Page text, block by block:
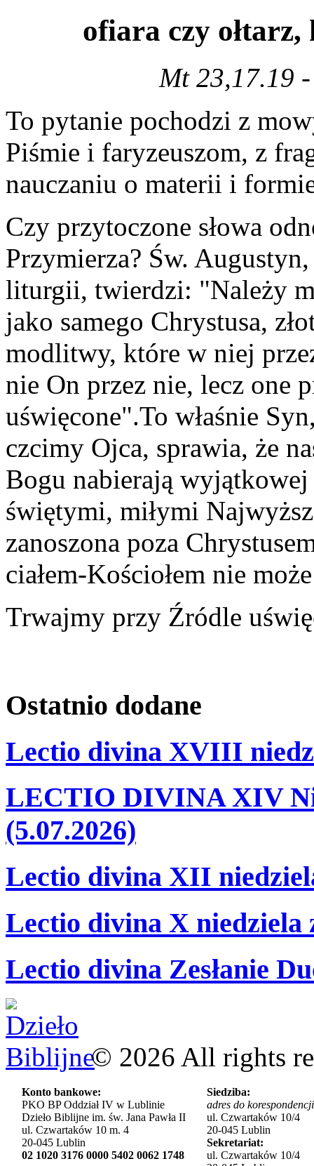
ofiara czy
Mt 23,17.19
To pytanie pochodzi z
Piśmie i faryzeuszom, z
nauczaniu o materii i
Czy przytoczone słowa
Przymierza? Św.
liturgii, twierdzi: "Należy
jako samego Chrystusa,
modlitwy, które w niej
nie On przez nie, lecz one
uświęcone".To właśnie
czcimy Ojca, sprawia, że
Bogu nabierają
świętymi, miłymi
zanoszona poza
ciałem-Kościołem nie
Trwajmy przy Źródle
Ostatnio dodane
Lectio divina XVIII
LECTIO DIVINA XIV
(5.07.2026)
Lectio divina XII
Lectio divina X niedziela
Lectio divina Zesłanie
© 2026 All rights
Konto bankowe:
PKO BP Oddział IV w Lublinie
Dzieło Biblijne im. św. Jana Pawła II
ul. Czwartaków 10 m. 4
20-045 Lublin
02 1020 3176 0000 5402 0062 1748
Siedziba:
adres do
ul. Czwartaków 10/4
20-045 Lublin
Sekretariat:
ul. Czwartaków 10/4